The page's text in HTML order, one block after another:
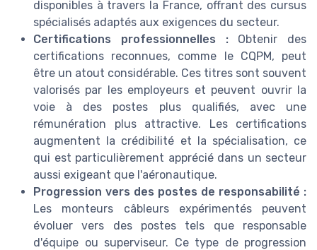
disponibles à travers la France, offrant des cursus
spécialisés adaptés aux exigences du secteur.
Certifications professionnelles :Obtenir des
certifications reconnues, comme le CQPM, peut
être un atout considérable. Ces titres sont souvent
valorisés par les employeurs et peuvent ouvrir la
voie à des postes plus qualifiés, avec une
rémunération plus attractive. Les certifications
augmentent la crédibilité et la spécialisation, ce
qui est particulièrement apprécié dans un secteur
aussi exigeant que l'aéronautique.
Progression vers des postes de responsabilité :
Les monteurs câbleurs expérimentés peuvent
évoluer vers des postes tels que responsable
d'équipe ou superviseur. Ce type de progression